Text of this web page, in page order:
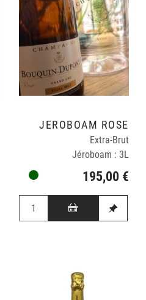
JÉROBOAM ROSÉ
Extra-Brut
Jéroboam : 3L
195,00 €